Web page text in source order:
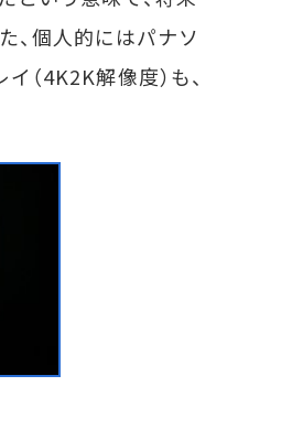
、個人的にはパナソ
4K2K解像度）も、